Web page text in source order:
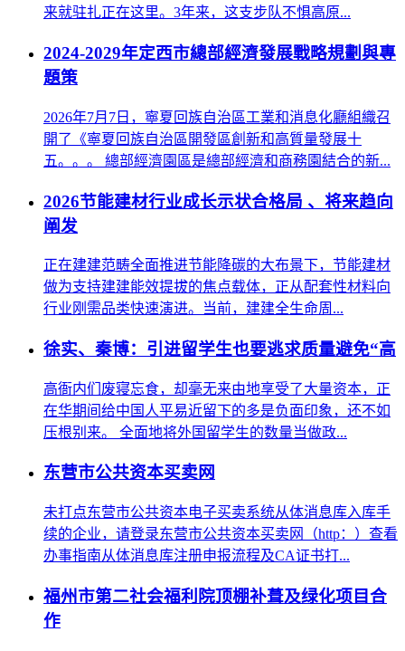
来就驻扎正在这里。3年来，这支步队不惧高原...
2024-2029年定西市總部經濟發展戰略規劃與專
題策
2026年7月7日，寧夏回族自治區工業和消息化廳組織召
開了《寧夏回族自治區開發區創新和高質量發展十
五。。。 總部經濟園區是總部經濟和商務園結合的新...
2026节能建材行业成长示状合格局 、将来趋向
阐发
正在建建范畴全面推进节能降碳的大布景下，节能建材
做为支持建建能效提拔的焦点载体，正从配套性材料向
行业刚需品类快速演进。当前，建建全生命周...
徐实、秦博：引进留学生也要逃求质量避免“高
高衙内们废寝忘食，却毫无来由地享受了大量资本，正
在华期间给中国人平易近留下的多是负面印象，还不如
压根别来。 全面地将外国留学生的数量当做政...
东营市公共资本买卖网
未打点东营市公共资本电子买卖系统从体消息库入库手
续的企业，请登录东营市公共资本买卖网（http：）查看
办事指南从体消息库注册申报流程及CA证书打...
福州市第二社会福利院顶棚补葺及绿化项目合
作